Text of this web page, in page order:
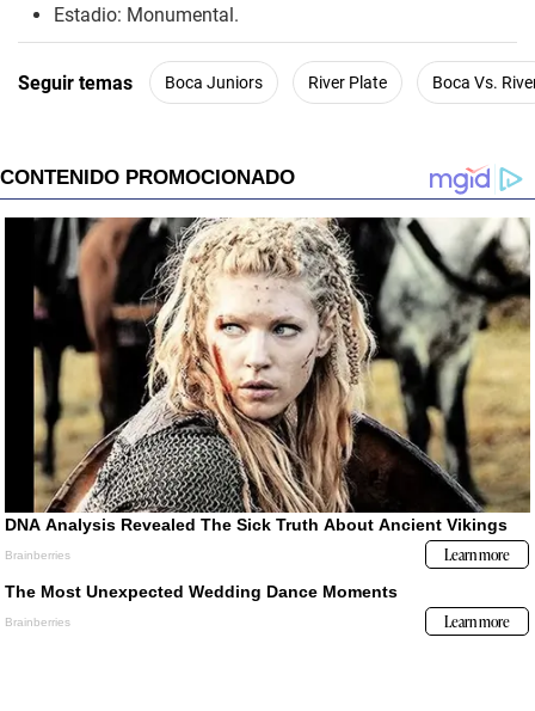
Estadio: Monumental.
Seguir temas Boca Juniors River Plate Boca Vs.